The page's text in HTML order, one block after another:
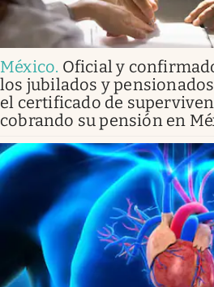
México. Oficial y
los jubilados y
el certificado de
cobrando su pensión en